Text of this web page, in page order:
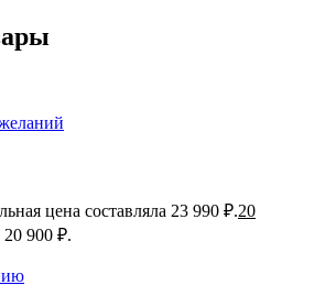
цена составляла 23 990 ₽.20
900 ₽.